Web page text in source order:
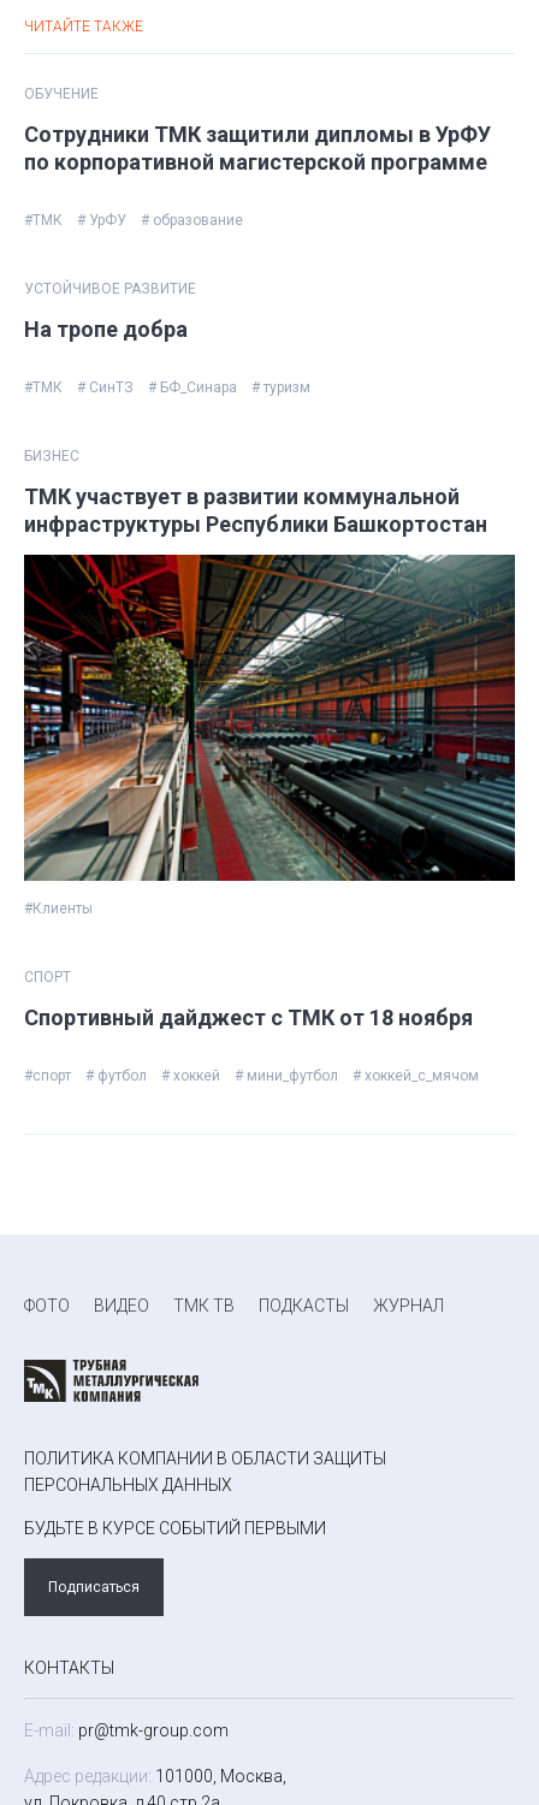
ЧИТАЙТЕ ТАКЖЕ
ОБУЧЕНИЕ
Сотрудники ТМК защитили дипломы в УрФУ
по корпоративной магистерской программе
#ТМК # УрФУ # образование
УСТОЙЧИВОЕ РАЗВИТИЕ
На тропе добра
#ТМК # СинТЗ # БФ_Синара # туризм
БИЗНЕС
ТМК участвует в развитии коммунальной
инфраструктуры Республики Башкортостан
#Клиенты
СПОРТ
Спортивный дайджест с ТМК от 18 ноября
#спорт # футбол # хоккей # мини_футбол # хоккей_с_мячом
ФОТО ВИДЕО ТМК ТВ ПОДКАСТЫ ЖУРНАЛ
ПОЛИТИКА КОМПАНИИ В ОБЛАСТИ ЗАЩИТЫ
ПЕРСОНАЛЬНЫХ ДАННЫХ
БУДЬТЕ В КУРСЕ СОБЫТИЙ ПЕРВЫМИ
Подписаться
КОНТАКТЫ
E-mail: pr@tmk-group.com
Адрес редакции: 101000, Москва,